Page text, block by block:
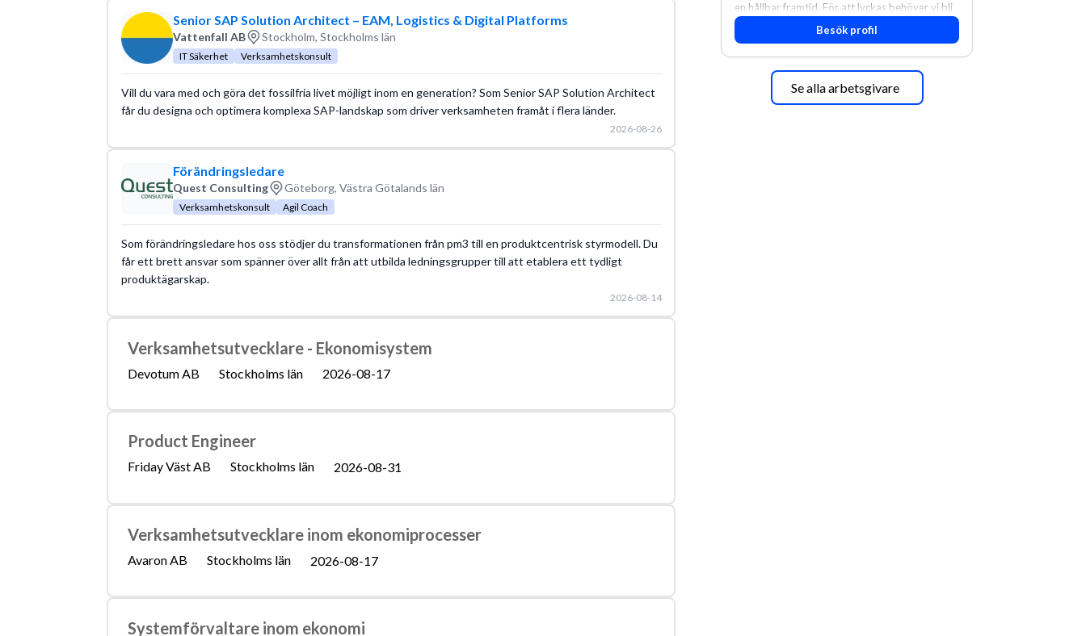
Senior SAP Solution Architect – EAM, Logistics & Digital Platforms
Vattenfall AB Stockholm, Stockholms län
IT Säkerhet Verksamhetskonsult
Vill du vara med och göra det fossilfria livet möjligt inom en generation? Som Senior SAP Solution Architect
får du designa och optimera komplexa SAP-landskap som driver verksamheten framåt i flera länder.
2026-08-26
Förändringsledare
Quest Consulting Göteborg, Västra Götalands län
Verksamhetskonsult Agil Coach
Som förändringsledare hos oss stödjer du transformationen från pm3 till en produktcentrisk styrmodell. Du
får ett brett ansvar som spänner över allt från att utbilda ledningsgrupper till att etablera ett tydligt
produktägarskap.
2026-08-14
Verksamhetsutvecklare - Ekonomisystem
Devotum AB Stockholms län 2026-08-17
Product Engineer
Friday Väst AB Stockholms län 2026-08-31
Verksamhetsutvecklare inom ekonomiprocesser
Avaron AB Stockholms län 2026-08-17
Systemförvaltare inom ekonomi
en hållbar framtid. För att lyckas behöver vi bli
fler medarbetare som vill göra skillnad.
Besök profil
Se alla arbetsgivare